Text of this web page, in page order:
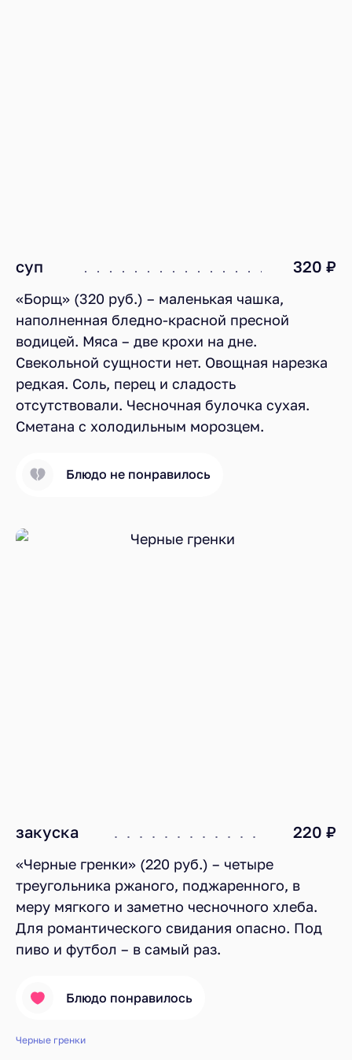
суп 320 ₽
«Борщ» (320 руб.) – маленькая чашка,
наполненная бледно-красной пресной
водицей. Мяса – две крохи на дне.
Свекольной сущности нет. Овощная нарезка
редкая. Соль, перец и сладость
отсутствовали. Чесночная булочка сухая.
Сметана с холодильным морозцем.
Блюдо не понравилось
закуска 220 ₽
«Черные гренки» (220 руб.) – четыре
треугольника ржаного, поджаренного, в
меру мягкого и заметно чесночного хлеба.
Для романтического свидания опасно. Под
пиво и футбол – в самый раз.
Блюдо понравилось
Черные гренки